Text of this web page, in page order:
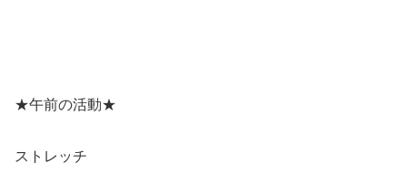
★午前の活動★
ストレッチ